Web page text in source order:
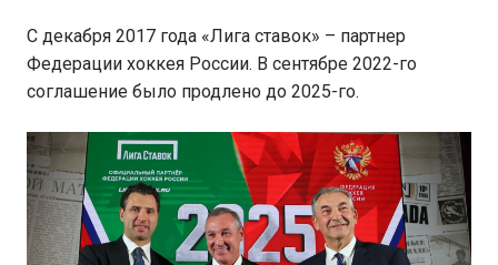
С декабря 2017 года «Лига ставок» – партнер
Федерации хоккея России. В сентябре 2022-го
соглашение было продлено до 2025-го.